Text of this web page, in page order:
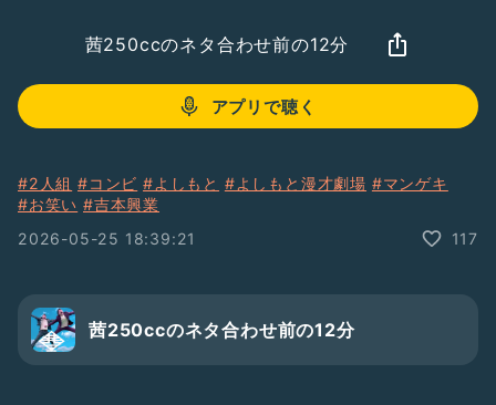
茜250ccのネタ合わせ前の12分
アプリで聴く
#2人組 #コンビ #よしもと #よしもと漫才劇場 #マンゲキ
#お笑い #吉本興業
2026-05-25 18:39:21
117
茜250ccのネタ合わせ前の12分